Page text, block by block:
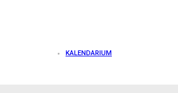
KALENDARIUM